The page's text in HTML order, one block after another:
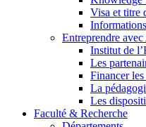
Visa et titre
Entreprendre
Institut de
Les
Financer
La
Les
Faculté & Recherche